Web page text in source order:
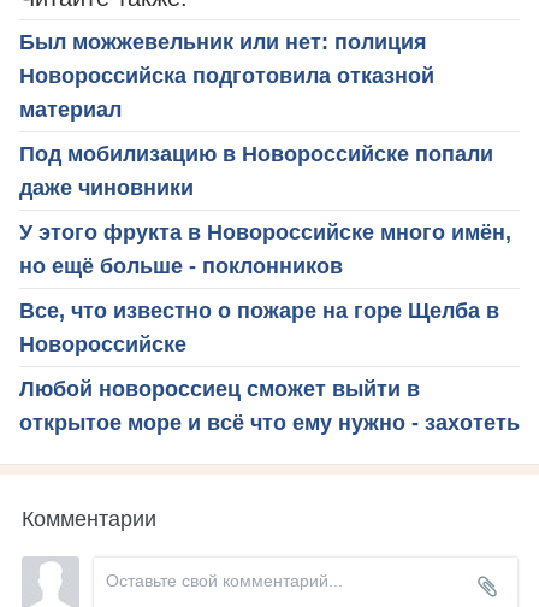
Был можжевельник или нет: полиция
Новороссийска подготовила отказной
материал
Под мобилизацию в Новороссийске попали
даже чиновники
У этого фрукта в Новороссийске много имён,
но ещё больше - поклонников
Все, что известно о пожаре на горе Щелба в
Новороссийске
Любой новороссиец сможет выйти в
открытое море и всё что ему нужно - захотеть
Комментарии